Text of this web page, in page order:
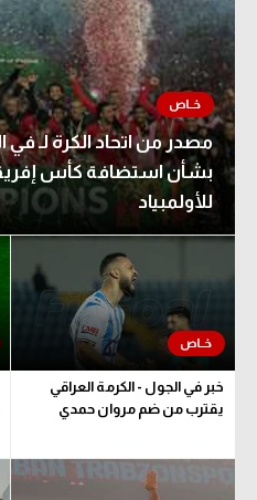
مصدر من اتحاد الكرة لـ في
للأولمبياد
خبر في الجول - الكرمة العراقي
يقترب من ضم مروان حمدي